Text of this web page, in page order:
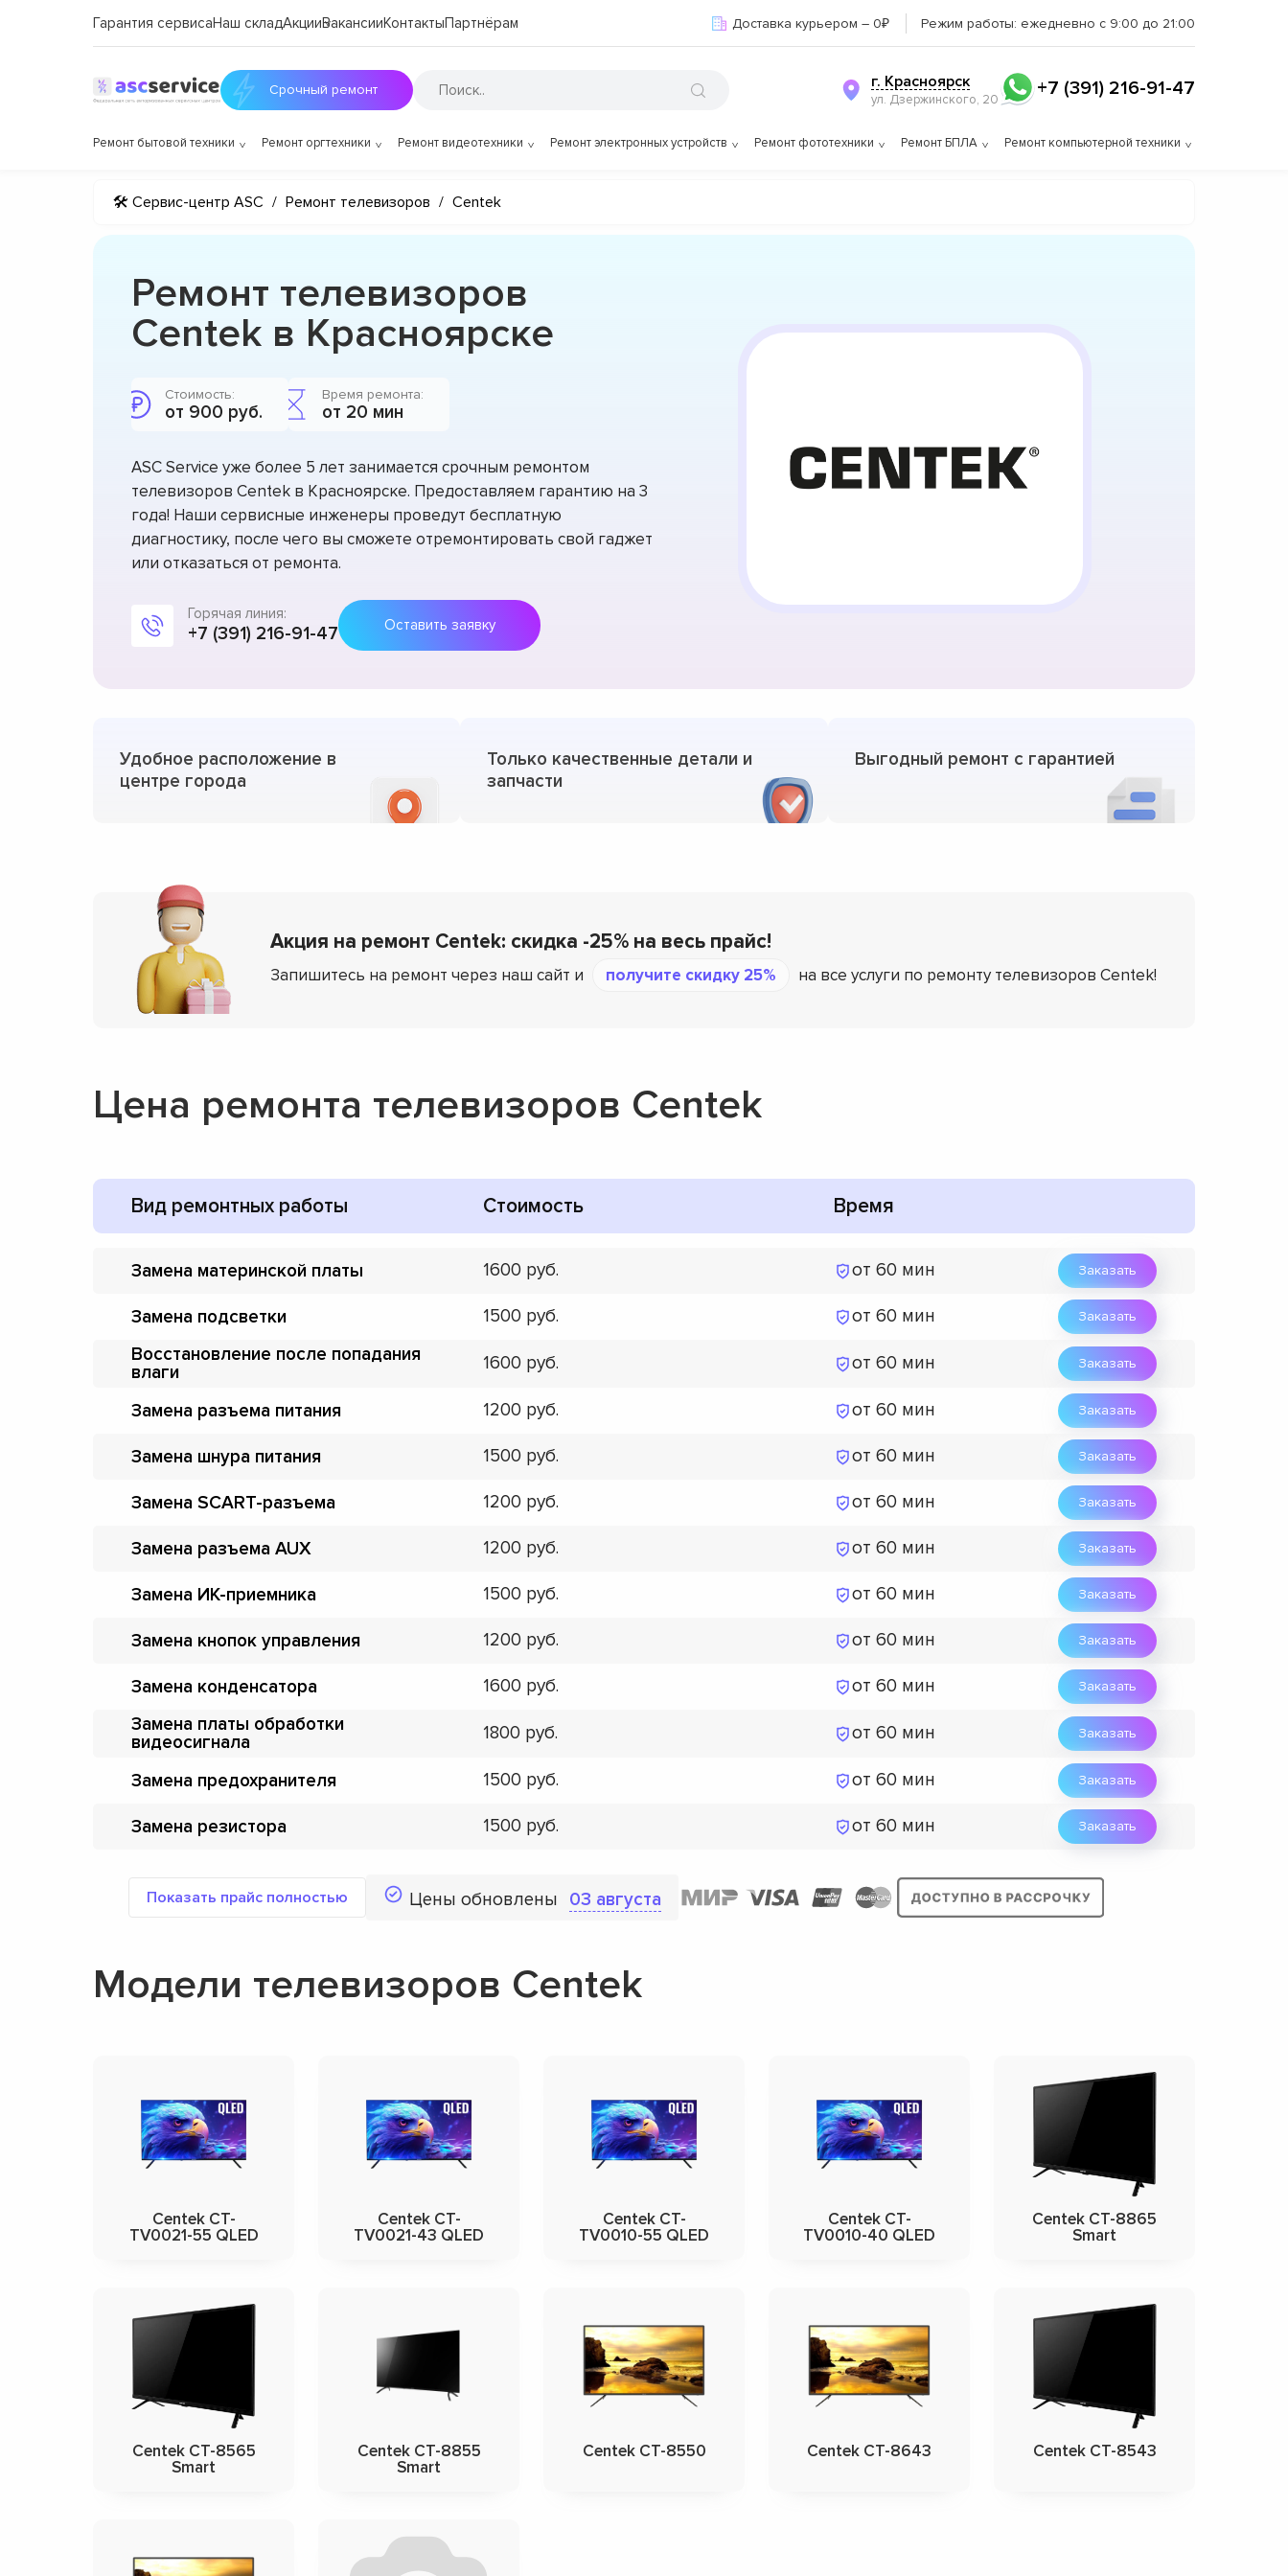
Гарантия сервисаНаш складАкцииВакансииКонтактыПартнёрам Доставка курьером – 0₽ Режим работы: ежедневно с 9:00 до 21:00
Срочный ремонт г. Красноярск
ул. Дзержинского, 20 +7 (391) 216-91-47
Ремонт бытовой техники Ремонт оргтехники Ремонт видеотехники Ремонт электронных устройств Ремонт фототехники Ремонт БПЛА Ремонт компьютерной техники
🛠 Сервис-центр ASC / Ремонт телевизоров / Centek
Ремонт телевизоров
Centek в Красноярске
Стоимость:
от 900 руб.
Время ремонта:
от 20 мин
ASC Service уже более 5 лет занимается срочным ремонтом
телевизоров Centek в Красноярске. Предоставляем гарантию на 3
года! Наши сервисные инженеры проведут бесплатную
диагностику, после чего вы сможете отремонтировать свой гаджет
или отказаться от ремонта.
Горячая линия:
+7 (391) 216-91-47 Оставить заявку
Удобное расположение в
центре города
Только качественные детали и
запчасти
Выгодный ремонт с гарантией
Акция на ремонт Centek: скидка -25% на весь прайс!
Запишитесь на ремонт через наш сайт и получите скидку 25% на все услуги по ремонту телевизоров Centek!
Цена ремонта телевизоров Centek
Вид ремонтных работы Стоимость Время
Замена материнской платы 1600 от 60 мин Заказать
Замена подсветки 1500 от 60 мин Заказать
Восстановление после попадания
влаги
1600 от 60 мин Заказать
Замена разъема питания 1200 от 60 мин Заказать
Замена шнура питания 1500 от 60 мин Заказать
Замена SCART-разъема 1200 от 60 мин Заказать
Замена разъема AUX 1200 от 60 мин Заказать
Замена ИК-приемника 1500 от 60 мин Заказать
Замена кнопок управления 1200 от 60 мин Заказать
Замена конденсатора 1600 от 60 мин Заказать
Замена платы обработки
видеосигнала
1800 от 60 мин Заказать
Замена предохранителя 1500 от 60 мин Заказать
Замена резистора 1500 от 60 мин Заказать
Показать прайс полностью Цены обновлены 03 августа
Модели телевизоров Centek
Centek CT-
TV0021-55 QLED
Centek CT-
TV0021-43 QLED
Centek CT-
TV0010-55 QLED
Centek CT-
TV0010-40 QLED
Centek CT-8865
Smart
Centek CT-8565
Smart
Centek CT-8855
Smart
Centek CT-8550 Centek CT-8643 Centek CT-8543